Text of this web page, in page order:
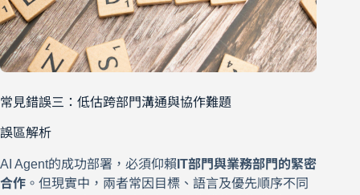
常見錯誤三：低估跨部門溝通與協作難題
誤區解析
AI Agent的成功部署，必須仰賴 IT部門與業務部門的緊密
合作 。但現實中，兩者常因目標、語言及優先順序不同